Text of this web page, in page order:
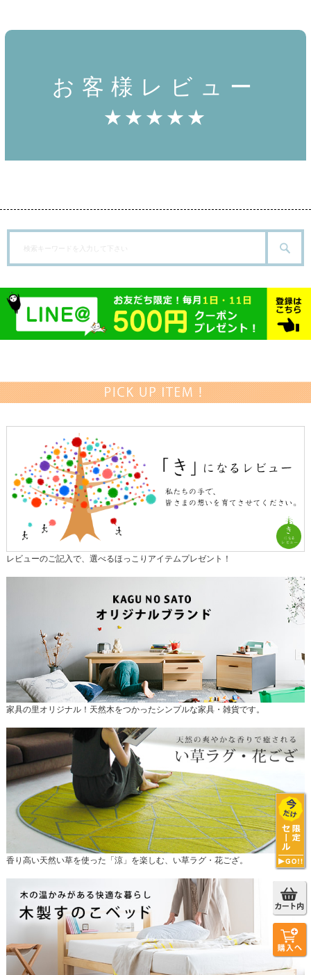
お客様レビュー
★★★★★
レビューのご記入で、選べるほっこりアイテムプレゼント！
家具の里オリジナル！天然木をつかったシンプルな家具・雑貨です。
香り高い天然い草を使った「涼」を楽しむ、い草ラグ・花ござ。